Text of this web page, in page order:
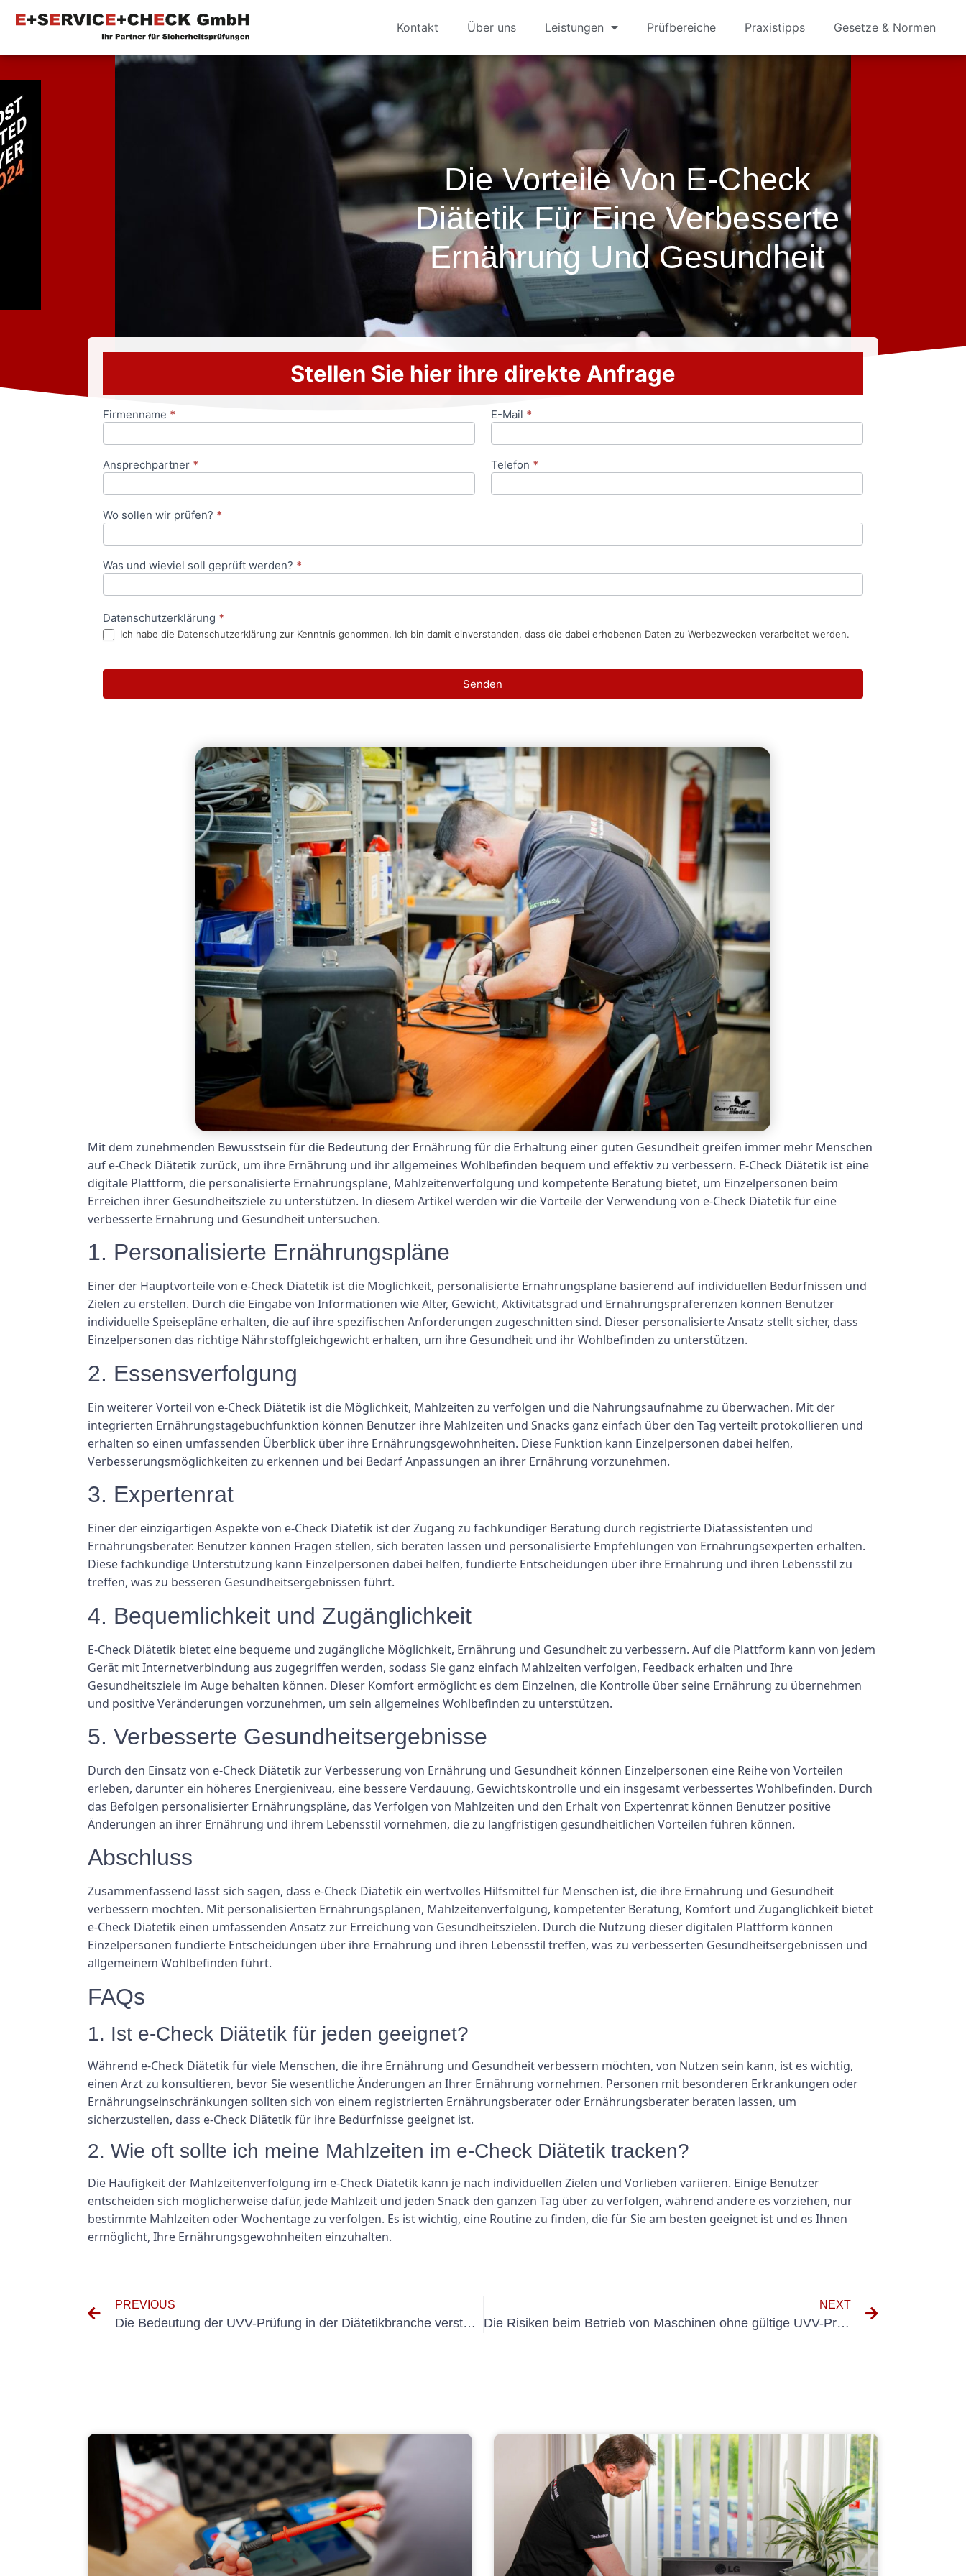
Kontakt Über uns Leistungen Prüfbereiche Praxistipps Gesetze & Normen
Die Vorteile Von E-Check
Diätetik Für Eine Verbesserte
Ernährung Und Gesundheit
Stellen Sie hier ihre direkte Anfrage
Anfrageformular
Firmenname * E-Mail *
Ansprechpartner * Telefon *
Wo sollen wir prüfen? *
Was und wieviel soll geprüft werden? *
Datenschutzerklärung *
Ich habe die Datenschutzerklärung zur Kenntnis genommen. Ich bin damit einverstanden, dass die dabei erhobenen Daten zu Werbezwecken verarbeitet werden.
Senden
Mit dem zunehmenden Bewusstsein für die Bedeutung der Ernährung für die Erhaltung einer guten Gesundheit greifen immer mehr Menschen
auf e-Check Diätetik zurück, um ihre Ernährung und ihr allgemeines Wohlbefinden bequem und effektiv zu verbessern. E-Check Diätetik ist eine
digitale Plattform, die personalisierte Ernährungspläne, Mahlzeitenverfolgung und kompetente Beratung bietet, um Einzelpersonen beim
Erreichen ihrer Gesundheitsziele zu unterstützen. In diesem Artikel werden wir die Vorteile der Verwendung von e-Check Diätetik für eine
verbesserte Ernährung und Gesundheit untersuchen.
1. Personalisierte Ernährungspläne
Einer der Hauptvorteile von e-Check Diätetik ist die Möglichkeit, personalisierte Ernährungspläne basierend auf individuellen Bedürfnissen und
Zielen zu erstellen. Durch die Eingabe von Informationen wie Alter, Gewicht, Aktivitätsgrad und Ernährungspräferenzen können Benutzer
individuelle Speisepläne erhalten, die auf ihre spezifischen Anforderungen zugeschnitten sind. Dieser personalisierte Ansatz stellt sicher, dass
Einzelpersonen das richtige Nährstoffgleichgewicht erhalten, um ihre Gesundheit und ihr Wohlbefinden zu unterstützen.
2. Essensverfolgung
Ein weiterer Vorteil von e-Check Diätetik ist die Möglichkeit, Mahlzeiten zu verfolgen und die Nahrungsaufnahme zu überwachen. Mit der
integrierten Ernährungstagebuchfunktion können Benutzer ihre Mahlzeiten und Snacks ganz einfach über den Tag verteilt protokollieren und
erhalten so einen umfassenden Überblick über ihre Ernährungsgewohnheiten. Diese Funktion kann Einzelpersonen dabei helfen,
Verbesserungsmöglichkeiten zu erkennen und bei Bedarf Anpassungen an ihrer Ernährung vorzunehmen.
3. Expertenrat
Einer der einzigartigen Aspekte von e-Check Diätetik ist der Zugang zu fachkundiger Beratung durch registrierte Diätassistenten und
Ernährungsberater. Benutzer können Fragen stellen, sich beraten lassen und personalisierte Empfehlungen von Ernährungsexperten erhalten.
Diese fachkundige Unterstützung kann Einzelpersonen dabei helfen, fundierte Entscheidungen über ihre Ernährung und ihren Lebensstil zu
treffen, was zu besseren Gesundheitsergebnissen führt.
4. Bequemlichkeit und Zugänglichkeit
E-Check Diätetik bietet eine bequeme und zugängliche Möglichkeit, Ernährung und Gesundheit zu verbessern. Auf die Plattform kann von jedem
Gerät mit Internetverbindung aus zugegriffen werden, sodass Sie ganz einfach Mahlzeiten verfolgen, Feedback erhalten und Ihre
Gesundheitsziele im Auge behalten können. Dieser Komfort ermöglicht es dem Einzelnen, die Kontrolle über seine Ernährung zu übernehmen
und positive Veränderungen vorzunehmen, um sein allgemeines Wohlbefinden zu unterstützen.
5. Verbesserte Gesundheitsergebnisse
Durch den Einsatz von e-Check Diätetik zur Verbesserung von Ernährung und Gesundheit können Einzelpersonen eine Reihe von Vorteilen
erleben, darunter ein höheres Energieniveau, eine bessere Verdauung, Gewichtskontrolle und ein insgesamt verbessertes Wohlbefinden. Durch
das Befolgen personalisierter Ernährungspläne, das Verfolgen von Mahlzeiten und den Erhalt von Expertenrat können Benutzer positive
Änderungen an ihrer Ernährung und ihrem Lebensstil vornehmen, die zu langfristigen gesundheitlichen Vorteilen führen können.
Abschluss
Zusammenfassend lässt sich sagen, dass e-Check Diätetik ein wertvolles Hilfsmittel für Menschen ist, die ihre Ernährung und Gesundheit
verbessern möchten. Mit personalisierten Ernährungsplänen, Mahlzeitenverfolgung, kompetenter Beratung, Komfort und Zugänglichkeit bietet
e-Check Diätetik einen umfassenden Ansatz zur Erreichung von Gesundheitszielen. Durch die Nutzung dieser digitalen Plattform können
Einzelpersonen fundierte Entscheidungen über ihre Ernährung und ihren Lebensstil treffen, was zu verbesserten Gesundheitsergebnissen und
allgemeinem Wohlbefinden führt.
FAQs
1. Ist e-Check Diätetik für jeden geeignet?
Während e-Check Diätetik für viele Menschen, die ihre Ernährung und Gesundheit verbessern möchten, von Nutzen sein kann, ist es wichtig,
einen Arzt zu konsultieren, bevor Sie wesentliche Änderungen an Ihrer Ernährung vornehmen. Personen mit besonderen Erkrankungen oder
Ernährungseinschränkungen sollten sich von einem registrierten Ernährungsberater oder Ernährungsberater beraten lassen, um
sicherzustellen, dass e-Check Diätetik für ihre Bedürfnisse geeignet ist.
2. Wie oft sollte ich meine Mahlzeiten im e-Check Diätetik tracken?
Die Häufigkeit der Mahlzeitenverfolgung im e-Check Diätetik kann je nach individuellen Zielen und Vorlieben variieren. Einige Benutzer
entscheiden sich möglicherweise dafür, jede Mahlzeit und jeden Snack den ganzen Tag über zu verfolgen, während andere es vorziehen, nur
bestimmte Mahlzeiten oder Wochentage zu verfolgen. Es ist wichtig, eine Routine zu finden, die für Sie am besten geeignet ist und es Ihnen
ermöglicht, Ihre Ernährungsgewohnheiten einzuhalten.
PREVIOUS
Die Bedeutung der UVV-Prüfung in der Diätetikbranche verstehen
NEXT
Die Risiken beim Betrieb von Maschinen ohne gültige UVV-Prüfung